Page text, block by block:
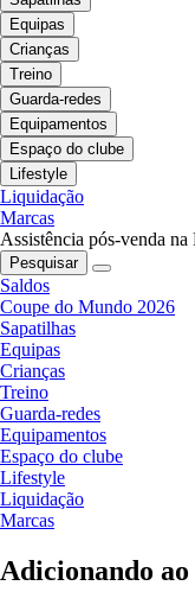
Equipas
Crianças
Treino
Guarda-redes
Equipamentos
Espaço do clube
Lifestyle
Liquidação
Marcas
Assistência pós-venda na
Pesquisar
Saldos
Coupe do Mundo 2026
Sapatilhas
Equipas
Crianças
Treino
Guarda-redes
Equipamentos
Espaço do clube
Lifestyle
Liquidação
Marcas
Adicionando